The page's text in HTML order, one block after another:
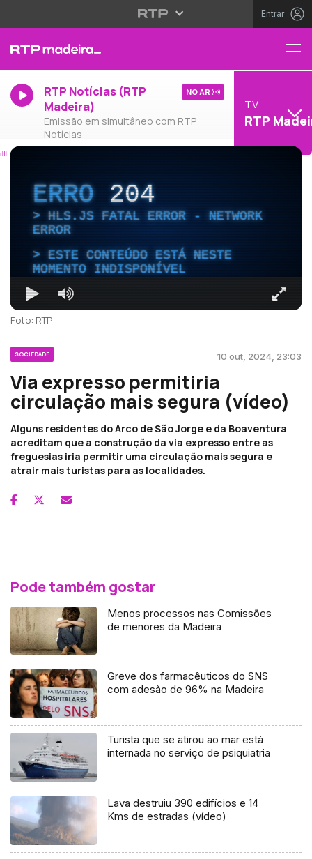
Entrar
RTP Notícias (RTP
Madeira)
Emissão em simultâneo com RTP
Notícias
NO AR
TV
RTP
ERRO204
HLS.JS FATAL ERROR - NETWORK
ERROR
ESTE CONTEÚDO ESTÁ NESTE
MOMENTO INDISPONÍVEL
Foto: RTP
SOCIEDADE 10 out, 2024, 23:03
Via expresso permitiria
circulação mais segura (vídeo)
Alguns residentes do Arco de São Jorge e da Boaventura
acreditam que a construção da via expresso entre as
freguesias iria permitir uma circulação mais segura e
atrair mais turistas para as localidades.
Pode também gostar
Menos processos nas Comissões
de menores da Madeira
Greve dos farmacêuticos do SNS
com adesão de 96% na Madeira
Turista que se atirou ao mar está
internada no serviço de psiquiatria
Lava destruiu 390 edifícios e 14
Kms de estradas (vídeo)